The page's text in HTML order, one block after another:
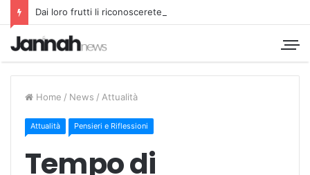
Dai loro frutti li riconoscerete
Home / News / Attualità
Attualità Pensieri e Riflessioni
Tempo di